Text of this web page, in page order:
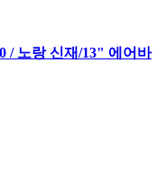
/ 노랑 신재/13" 에어바